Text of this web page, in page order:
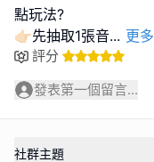
點玩法?
👉🏻先抽取1張音... 更多
評分
發表第一個留言...
社群主題